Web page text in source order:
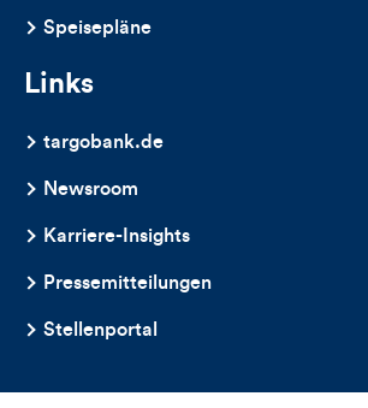
Speisepläne
Links
targobank.de
Newsroom
Karriere-Insights
Pressemitteilungen
Stellenportal